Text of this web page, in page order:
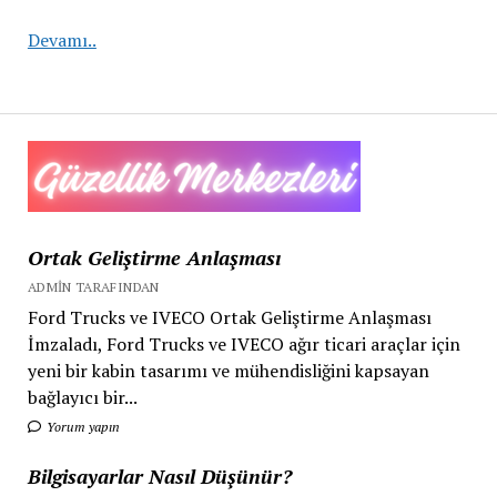
Ortak Geliştirme Anlaşması
ADMIN TARAFINDAN
Ford Trucks ve IVECO Ortak Geliştirme Anlaşması
İmzaladı, Ford Trucks ve IVECO ağır ticari araçlar için
yeni bir kabin tasarımı ve mühendisliğini kapsayan
bağlayıcı bir...
Yorum yapın
Bilgisayarlar Nasıl Düşünür?
Devamı..FLO’nun